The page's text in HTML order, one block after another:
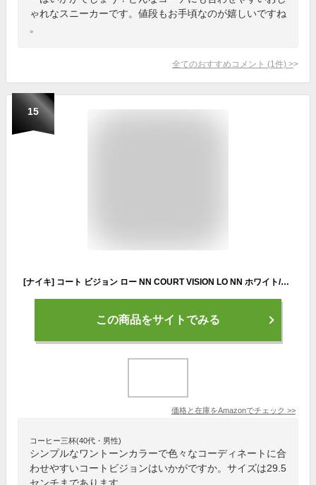
ゃれなスニーカーです。値段もお手頃なのが嬉しいですね
。
全てのおすすめコメント (1 件) >
15
[ナイキ] コート ビジョン ロー NN COURT VISION LO NN ホワイト/ホワイト DH2987-100 27.0cm ナイキジャパン正規品
この商品をサイトでみる
価格と在庫をAmazonでチェック >>
コーヒー三杯(40代・男性)
シンプルなワントーンカラーで色々なコーディネートに合
わせやすいコートビジョンはいかがですか。サイズは29.5